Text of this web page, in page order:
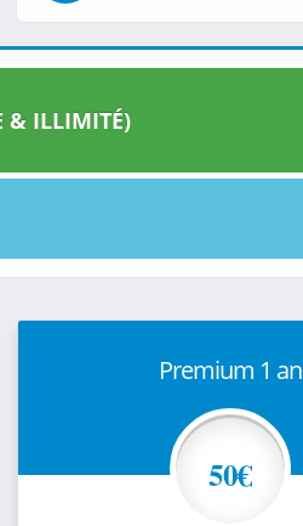
ILLIMITÉ)
Premium 1 an
50€